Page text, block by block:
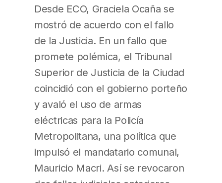
Desde ECO, Graciela Ocaña se
mostró de acuerdo con el fallo
de la Justicia. En un fallo que
promete polémica, el Tribunal
Superior de Justicia de la Ciudad
coincidió con el gobierno porteño
y avaló el uso de armas
eléctricas para la Policía
Metropolitana, una política que
impulsó el mandatario comunal,
Mauricio Macri. Así se revocaron